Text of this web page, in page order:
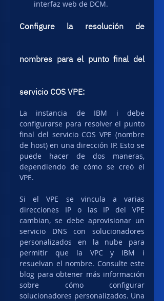
interfaz web de DCM.
Configure la resolución de
nombres para el punto final del
servicio COS VPE:
La instancia de IBM i debe
configurarse para resolver el punto
final del servicio COS VPE (nombre
de host) en una dirección IP. Esto se
puede hacer de dos maneras,
dependiendo de cómo se creó el
VPE.
Si el VPE se vincula a varias
direcciones IP o las IP del VPE
cambian, se debe aprovisionar un
servicio DNS con solucionadores
personalizados en la nube para
permitir que la VPC y IBM i
resuelvan el nombre. Consulte este
blog para obtener más información
sobre cómo configurar
solucionadores personalizados. Una